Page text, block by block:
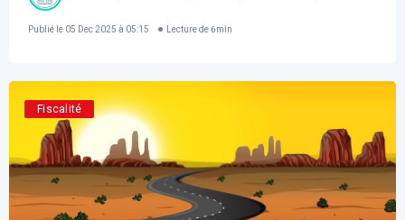
Publié le 05 Dec 2025 à 05:15 Lecture de 6min
Fiscalité